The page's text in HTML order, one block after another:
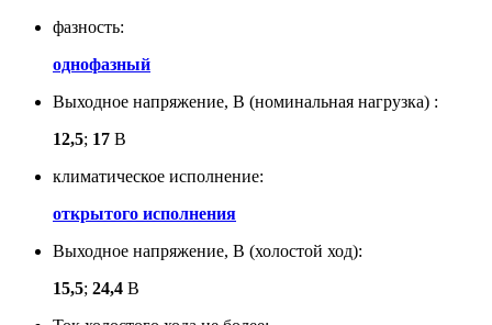
фазность:
однофазный
Выходное напряжение, В (номинальная нагрузка) :
12,5; 17 В
климатическое исполнение:
открытого исполнения
Выходное напряжение, В (холостой ход):
15,5; 24,4 В